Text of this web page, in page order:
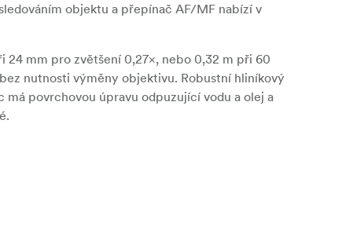
objektu a přepínač AF/MF nabízí v
24 mm pro zvětšení 0,27×, nebo 0,32 m při 60
nutnosti výměny objektivu. Robustní hliníkový
povrchovou úpravu odpuzující vodu a olej a
optický výkon